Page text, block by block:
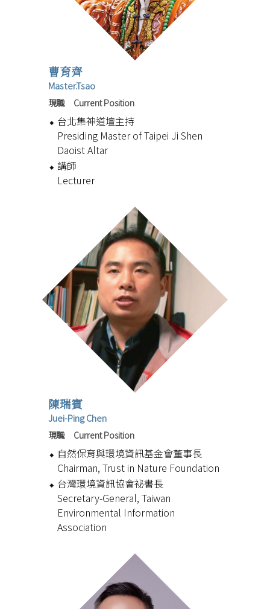
曹育齊
Master.Tsao
現職 Current Position
台北集神道壇主持
Presiding Master of Taipei Ji Shen
Daoist Altar
講師
Lecturer
陳瑞賓
Juei-Ping Chen
現職 Current Position
自然保育與環境資訊基金會董事長
Chairman, Trust in Nature Foundation
台灣環境資訊協會祕書長
Secretary-General, Taiwan
Environmental Information
Association